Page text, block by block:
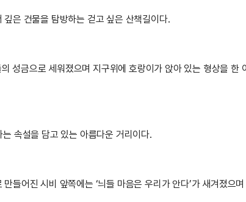
은 건물을 탐방하는 걷고 싶은 산책길이다.
성금으로 세워졌으며 지구위에 호랑이가 앉아 있는 형상을 한
속설을 담고 있는 아름다운 거리이다.
어진 시비 앞쪽에는 ‘늬들 마음은 우리가 안다’가 새겨졌으